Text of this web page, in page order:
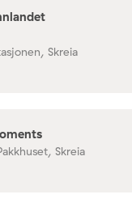
Skreia
Skreia